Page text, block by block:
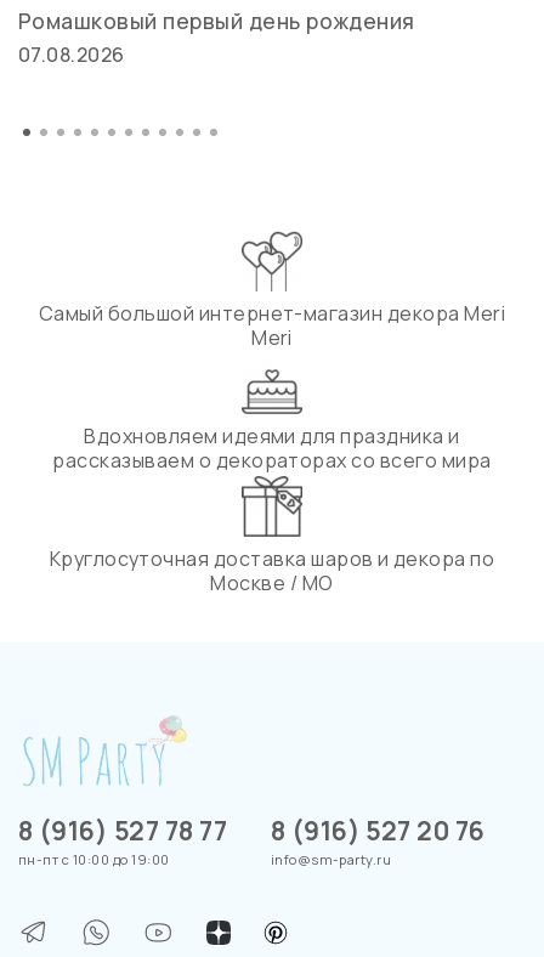
Ромашковый первый день рождения
07.08.2026
Самый большой интернет-магазин декора Meri
Meri
Вдохновляем идеями для праздника и
рассказываем о декораторах со всего мира
Круглосуточная доставка шаров и декора по
Москве / МО
8 (916) 527 78 77
пн-пт с 10:00 до 19:00
8 (916) 527 20 76
info@sm-party.ru